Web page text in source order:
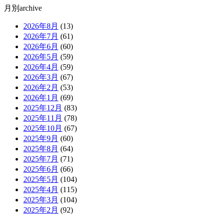
月別archive
2026年8月 (13)
2026年7月 (61)
2026年6月 (60)
2026年5月 (59)
2026年4月 (59)
2026年3月 (67)
2026年2月 (53)
2026年1月 (69)
2025年12月 (83)
2025年11月 (78)
2025年10月 (67)
2025年9月 (60)
2025年8月 (64)
2025年7月 (71)
2025年6月 (66)
2025年5月 (104)
2025年4月 (115)
2025年3月 (104)
2025年2月 (92)